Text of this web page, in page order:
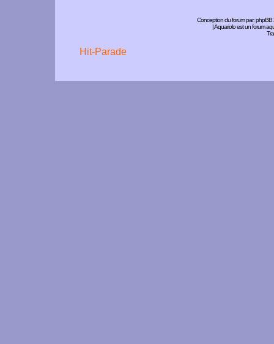
Conception du forum par:phpBB
| Aquariolo est un forum